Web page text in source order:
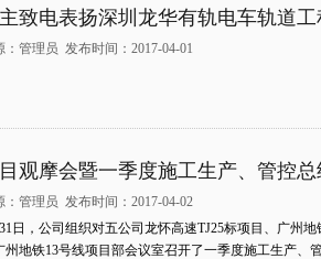
致电表扬深圳龙华有轨电车轨道
：管理员 发布时间：2017-04-01
观摩会暨一季度施工生产、管控
：管理员 发布时间：2017-04-02
日，公司组织对五公司龙怀高速TJ25标项目、广州
州地铁13号线项目部会议室召开了一季度施工生产